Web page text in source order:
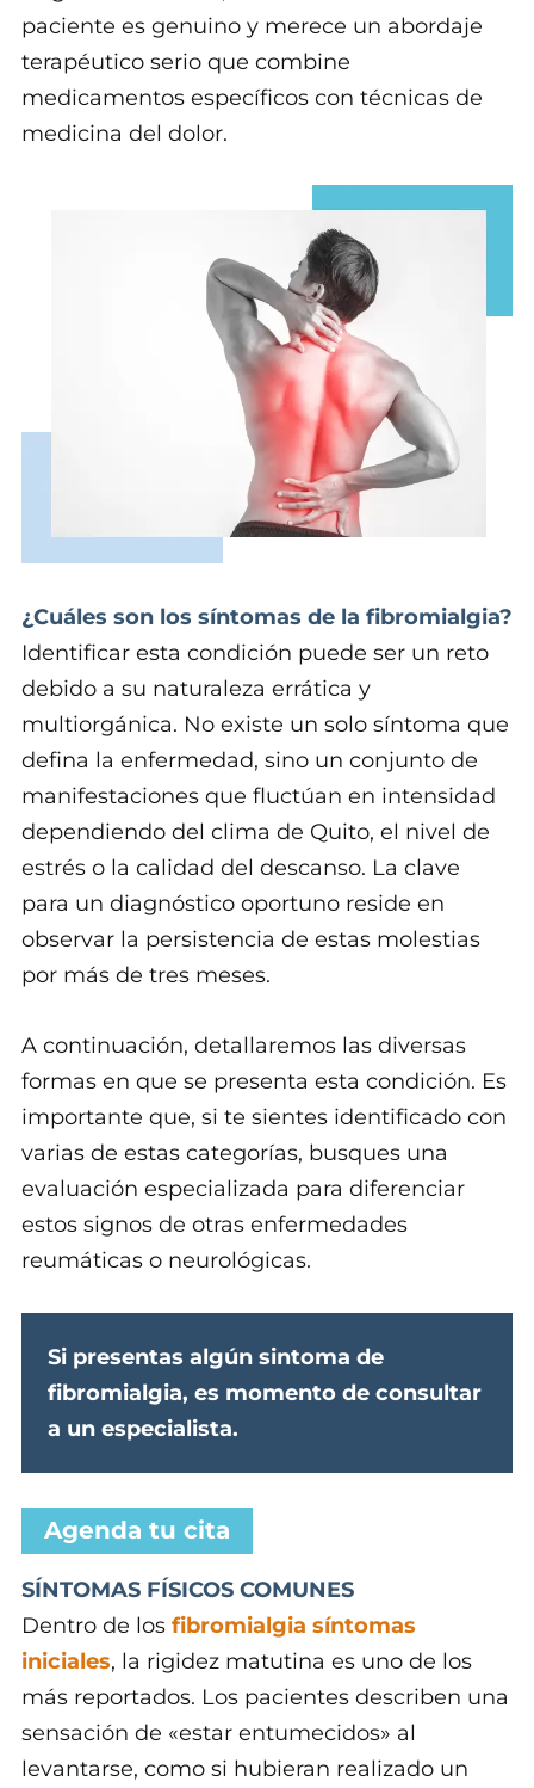
paciente es genuino y merece un abordaje
terapéutico serio que combine
medicamentos específicos con técnicas de
medicina del dolor.
¿Cuáles son los síntomas de la fibromialgia?
Identificar esta condición puede ser un reto
debido a su naturaleza errática y
multiorgánica. No existe un solo síntoma que
defina la enfermedad, sino un conjunto de
manifestaciones que fluctúan en intensidad
dependiendo del clima de Quito, el nivel de
estrés o la calidad del descanso. La clave
para un diagnóstico oportuno reside en
observar la persistencia de estas molestias
por más de tres meses.
A continuación, detallaremos las diversas
formas en que se presenta esta condición. Es
importante que, si te sientes identificado con
varias de estas categorías, busques una
evaluación especializada para diferenciar
estos signos de otras enfermedades
reumáticas o neurológicas.
Si presentas algún sintoma de
fibromialgia, es momento de consultar
a un especialista.
Agenda tu cita
SÍNTOMAS FÍSICOS COMUNES
Dentro de los fibromialgia síntomas
iniciales, la rigidez matutina es uno de los
más reportados. Los pacientes describen una
sensación de «estar entumecidos» al
levantarse, como si hubieran realizado un